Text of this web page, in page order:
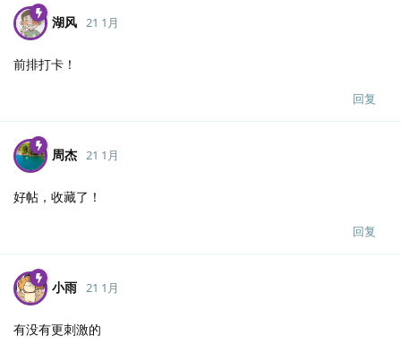
湖风 21 1月
前排打卡！
回复
周杰 21 1月
好帖，收藏了！
回复
小雨 21 1月
有没有更刺激的